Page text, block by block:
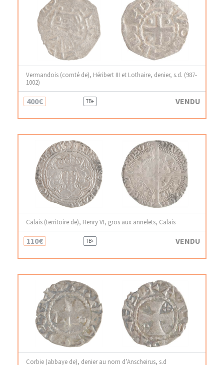
Vermandois (comté de), Héribert III et Lothaire, denier, s.d. (987-
1002)
400€ TB+ VENDU
Calais (territoire de), Henry VI, gros aux annelets, Calais
110€ TB+ VENDU
Corbie (abbaye de), denier au nom d’Anscheirus, s.d